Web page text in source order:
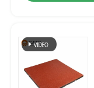
Contacte-nos